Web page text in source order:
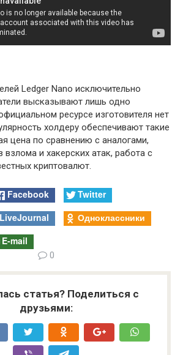
Ledger Nano исключительно
высказывают лишь одно
ресурсе изготовителя нет
холдеру обеспечивают такие
цена по сравнению с аналогами,
взлома и хакерских атак, работа с
криптовалют.
Facebook
Twitter
LiveJournal
Одноклассники
E-mail
0
статья? Поделиться с
друзьями: